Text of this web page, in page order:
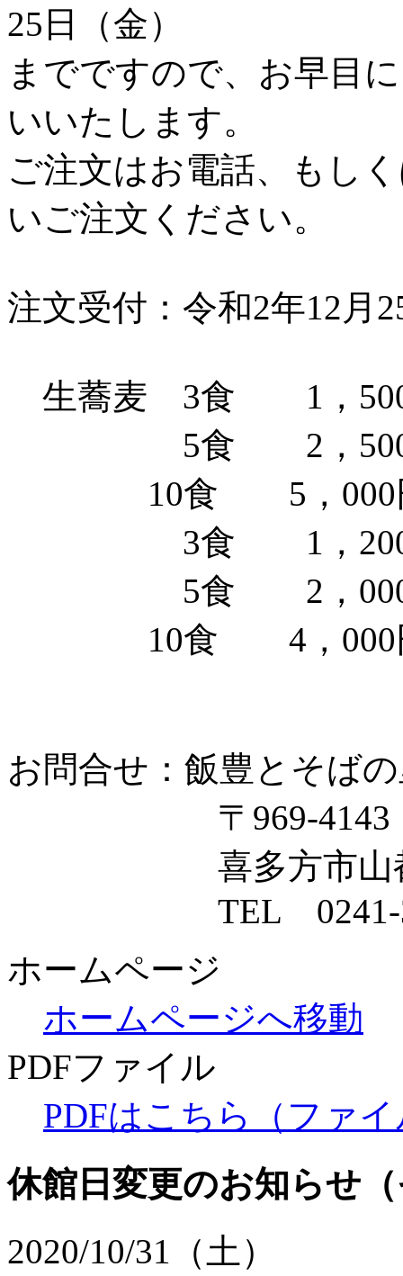
25日（金）
までですので、お早目
いいたします。
ご注文はお電話、もし
いご注文ください。
注文受付：令和2年12月
生蕎麦 3食 1，500
5食 2，500円
10食 5，000円
3食 1，200円
5食 2，000円
10食 4，000円
お問合せ：飯豊とそば
〒969-4143
喜多方市山都町
TEL 0241-38-
ホームページ
ホームページへ移動
PDFファイル
PDFはこちら（ファ
休館日変更のお知らせ
2020/10/31（土）